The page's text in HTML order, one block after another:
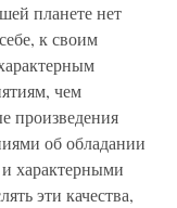
планете нет
к своим
чем
произведения
об обладании
характерными
эти качества,